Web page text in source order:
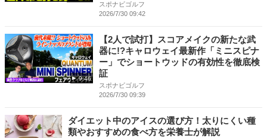
スポナビゴルフ
2026/7/30 09:42
9:46
【2人で試打】スコアメイクの新たな武
器に!?キャロウェイ最新作「ミニスピナ
ー」でショートウッドの有効性を徹底検
証
スポナビゴルフ
2026/7/30 09:39
ダイエット中のアイスの選び方！太りにくい種
類やおすすめの食べ方を栄養士が解説